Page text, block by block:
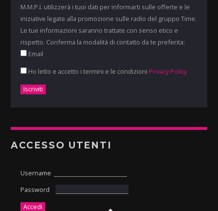
M.M.P.I. utilizzerà i tuoi dati per informarti sulle offerte e le
iniziative legate alla promozione sulle radio del gruppo Time.
Le tue informazioni saranno trattate con senso etico e
rispetto. Conferma la modalità di contatto da te preferita:
Email
Ho letto e accetto i termini e le condizioni Privacy Policy
ACCESSO UTENTI
Username
Password